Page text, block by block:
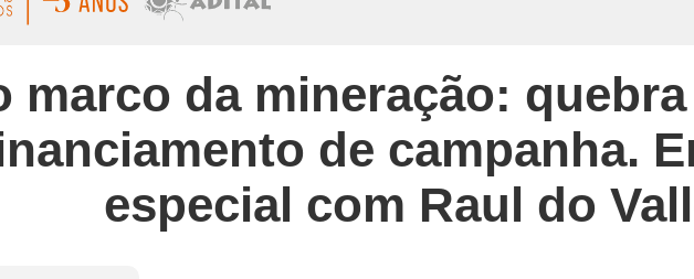
marco da mineração:
de campanha.
especial com Raul do